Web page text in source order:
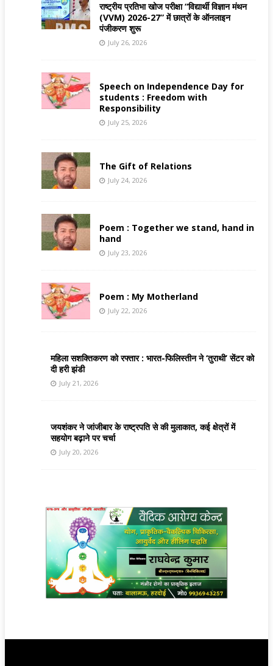
राष्ट्रीय प्रतिभा खोज परीक्षा “विद्यार्थी विज्ञान मंथन
(VVM) 2026-27” में छात्रों के ऑनलाइन
पंजीकरण शुरू
July 26, 2026
Speech on Independence Day for
students : Freedom with
Responsibility
July 25, 2026
The Gift of Relations
July 24, 2026
Poem : Together we stand, hand in
hand
July 23, 2026
Poem : My Motherland
July 22, 2026
महिला सशक्तिकरण को रफ्तार : भारत-फिलिस्तीन ने ‘तुराथी’ सेंटर को
दी हरी झंडी
July 21, 2026
जयशंकर ने जांजीबार के राष्ट्रपति से की मुलाकात, कई क्षेत्रों में
सहयोग बढ़ाने पर चर्चा
July 20, 2026